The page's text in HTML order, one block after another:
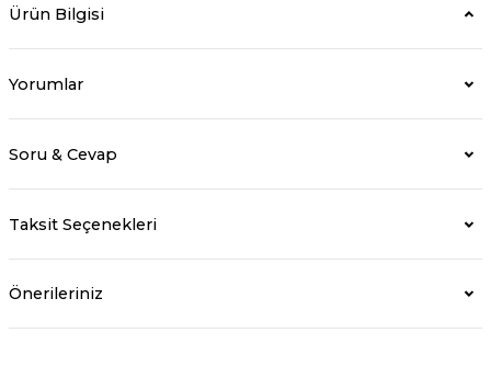
Ürün Bilgisi
Yorumlar
Soru & Cevap
Taksit Seçenekleri
Önerileriniz